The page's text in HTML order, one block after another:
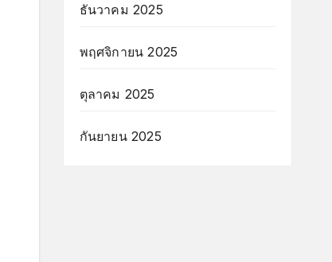
ธันวาคม 2025
พฤศจิกายน 2025
ตุลาคม 2025
กันยายน 2025